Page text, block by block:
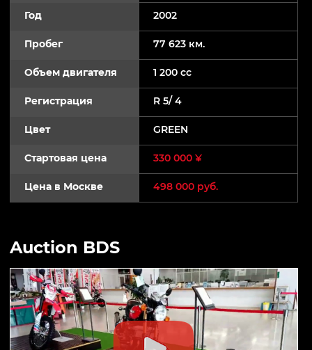
Год 2002
Пробег 77 623 км.
Объем двигателя 1 200 cc
Регистрация R 5/ 4
Цвет GREEN
Стартовая цена 330 000 ¥
Цена в Москве 498 000 руб.
Auction BDS